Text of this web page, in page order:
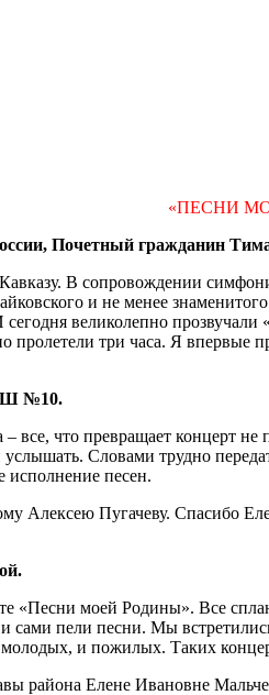
«ПЕСНИ
Почетный гражданин
В сопровождении
и не менее
великолепно
пролетели три часа. Я
№10.
все, что превращает концерт
Словами трудно
исполнение песен.
Алексею Пугачеву.
«Песни моей Родины». Все
пели песни. Мы
и пожилых. Таких
района Елене Ивановне